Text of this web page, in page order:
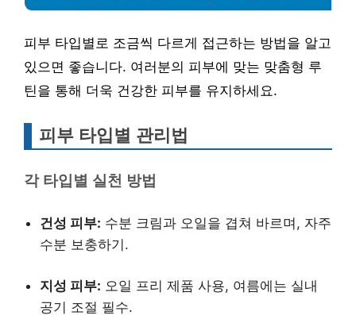
피부 타입별로 조금씩 다르게 접근하는 방법을 알고
있으면 좋습니다. 여러분의 피부에 맞는 맞춤형 루
틴을 통해 더욱 건강한 피부를 유지하세요.
피부 타입별 관리법
각 타입별 실천 방법
건성 피부: 수분 크림과 오일을 겹쳐 바르며, 자주
수분 보충하기.
지성 피부: 오일 프리 제품 사용, 여름에는 실내
공기 조절 필수.